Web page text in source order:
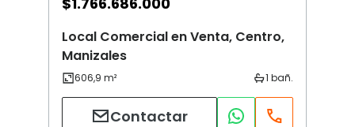
Local Comercial en Venta, Centro,
Manizales
Contactar